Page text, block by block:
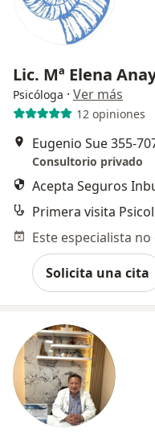
Lic. Mª Elena
Psicóloga · Ver más
12 opiniones
Eugenio Sue 355-
Consultorio privado
Acepta Seguros
Primera visita
Solicita una cita